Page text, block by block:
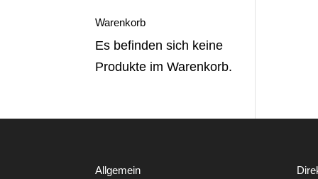
Warenkorb
Es befinden sich keine
Produkte im Warenkorb.
Allgemein